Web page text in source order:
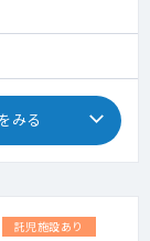
みる
託児施設あり